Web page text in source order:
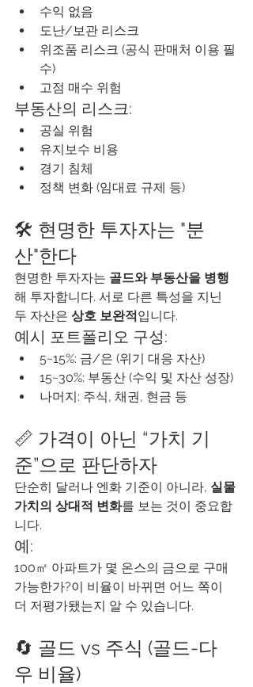
수익 없음
도난/보관 리스크
위조품 리스크 (공식 판매처 이용 필
수)
고점 매수 위험
부동산의 리스크:
공실 위험
유지보수 비용
경기 침체
정책 변화 (임대료 규제 등)
🛠️ 현명한 투자자는 "분
산"한다
현명한 투자자는 골드와 부동산을 병행
해 투자합니다. 서로 다른 특성을 지닌
두 자산은 상호 보완적입니다.
예시 포트폴리오 구성:
5~15%: 금/은 (위기 대응 자산)
15~30%: 부동산 (수익 및 자산 성장)
나머지: 주식, 채권, 현금 등
📏 가격이 아닌 “가치 기
준”으로 판단하자
단순히 달러나 엔화 기준이 아니라, 실물
가치의 상대적 변화를 보는 것이 중요합
니다.
예:
100㎡ 아파트가 몇 온스의 금으로 구매
가능한가?이 비율이 바뀌면 어느 쪽이
더 저평가됐는지 알 수 있습니다.
🔄 골드 vs 주식 (골드-다
우 비율)